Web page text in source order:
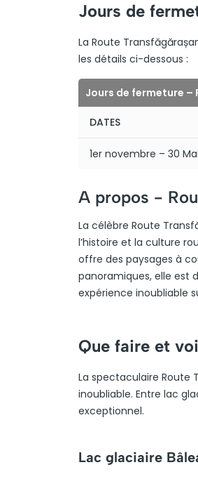
Jours de
La Route
les détails ci-dessous :
Jours de fermeture –
DATES
1er novembre – 30 Mai
A propos -
La célèbre Route
l’histoire et la culture
offre des paysages à
panoramiques, elle est
expérience inoubliable
Que faire et
La spectaculaire Route
inoubliable. Entre lac
exceptionnel.
Lac glaciaire